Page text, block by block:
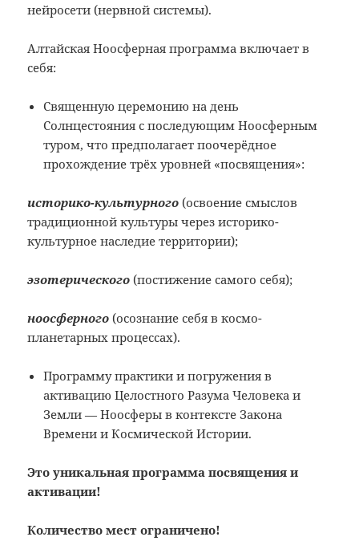
нейросети (нервной системы).
Алтайская Ноосферная программа включает в
себя:
Священную церемонию на день
Солнцестояния с последующим Ноосферным
туром, что предполагает поочерёдное
прохождение трёх уровней «посвящения»:
историко-культурного (освоение смыслов
традиционной культуры через историко-
культурное наследие территории);
эзотерического (постижение самого себя);
ноосферного (осознание себя в космо-
планетарных процессах).
Программу практики и погружения в
активацию Целостного Разума Человека и
Земли — Ноосферы в контексте Закона
Времени и Космической Истории.
Это уникальная программа посвящения и
активации!
Количество мест ограничено!